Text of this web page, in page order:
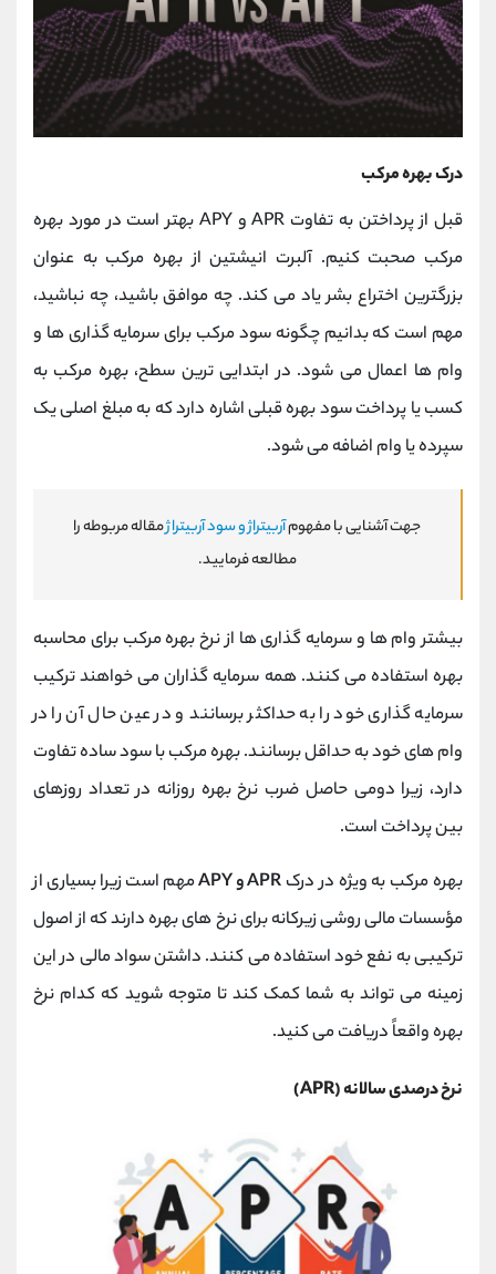
درک بهره مرکب
قبل از پرداختن به تفاوت APR و APY بهتر است در مورد بهره
مرکب صحبت کنیم. آلبرت انیشتین از بهره مرکب به عنوان
بزرگترین اختراع بشر یاد می کند. چه موافق باشید، چه نباشید،
مهم است که بدانیم چگونه سود مرکب برای سرمایه گذاری ها و
وام ها اعمال می شود. در ابتدایی ترین سطح، بهره مرکب به
کسب یا پرداخت سود بهره قبلی اشاره دارد که به مبلغ اصلی یک
سپرده یا وام اضافه می شود.
جهت آشنایی با مفهومآربیتراژ و سود آربیتراژمقاله مربوطه را
مطالعه فرمایید.
بیشتر وام ها و سرمایه گذاری ها از نرخ بهره مرکب برای محاسبه
بهره استفاده می کنند. همه سرمایه گذاران می خواهند ترکیب
سرمایه گذاری خود را به حداکثر برسانند و در عین حال آن را در
وام های خود به حداقل برسانند. بهره مرکب با سود ساده تفاوت
دارد، زیرا دومی حاصل ضرب نرخ بهره روزانه در تعداد روزهای
بین پرداخت است.
بهره مرکب به ویژه در درک APR و APY
مهم است زیرا بسیاری از
مؤسسات مالی روشی زیرکانه برای نرخ های بهره دارند که از اصول
ترکیبی به نفع خود استفاده می کنند. داشتن سواد مالی در این
زمینه می تواند به شما کمک کند تا متوجه شوید که کدام نرخ
بهره واقعاً دریافت می کنید.
نرخ درصدی سالانه (APR)